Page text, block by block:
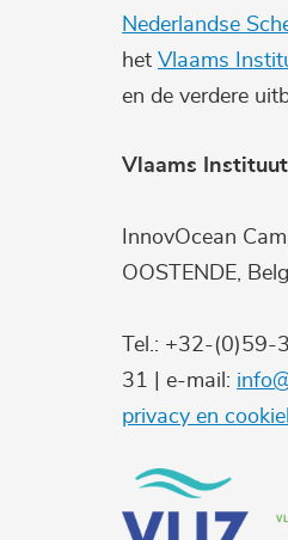
Nederlandse
het Vlaams
en de verdere
Vlaams
InnovOcean
OOSTENDE,
Tel.: +32-
31 | e-mail:
privacy en